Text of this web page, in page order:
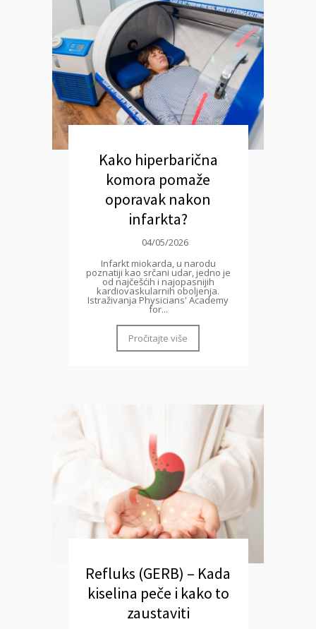
Kako hiperbarična
komora pomaže
oporavak nakon
infarkta?
04/05/2026
Infarkt miokarda, u narodu
poznatiji kao srčani udar, jedno je
od najčešćih i najopasnijih
kardiovaskularnih oboljenja.
Istraživanja Physicians' Academy
for...
Pročitajte više
Refluks (GERB) – Kada
kiselina peče i kako to
zaustaviti